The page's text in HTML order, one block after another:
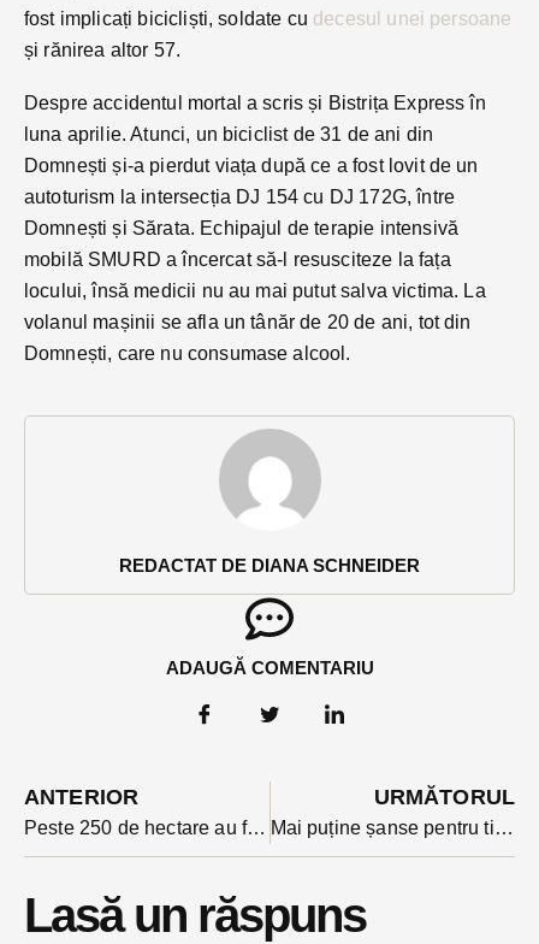
REDACTAT DE DIANA SCHNEIDER
ADAUGĂ COMENTARIU
fost implicați bicicliști, soldate cu decesul unei persoane
și rănirea altor 57.
Despre accidentul mortal a scris și Bistrița Express în
luna aprilie. Atunci, un biciclist de 31 de ani din
Domnești și-a pierdut viața după ce a fost lovit de un
autoturism la intersecția DJ 154 cu DJ 172G, între
Domnești și Sărata. Echipajul de terapie intensivă
mobilă SMURD a încercat să-l resusciteze la fața
locului, însă medicii nu au mai putut salva victima. La
volanul mașinii se afla un tânăr de 20 de ani, tot din
Domnești, care nu consumase alcool.
ANTERIOR
Peste 250 de hectare au fost împădurite prin PNRR în Bistrița-Năsăud-bilanțul programului
URMĂTORUL
Mai puține șanse pentru tinerii profesori: oferta de posturi din școlile bistrițene scade cu 43,5%
Lasă un răspuns